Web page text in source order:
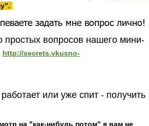
задать мне вопрос лично!
простых вопросов нашего мини-
http://secrets.vkusno-
или уже спит - получить
на "как-нибудь потом" я вам не